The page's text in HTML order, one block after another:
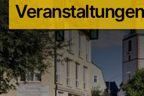
Veranstaltungen